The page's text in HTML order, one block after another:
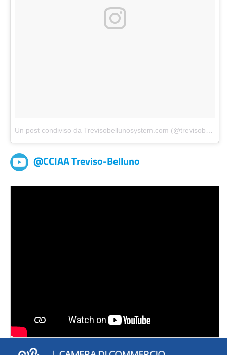
Un post condiviso da Trevisobellunosystem.com (@trevisobellunosystem)
@CCIAA Treviso-Belluno